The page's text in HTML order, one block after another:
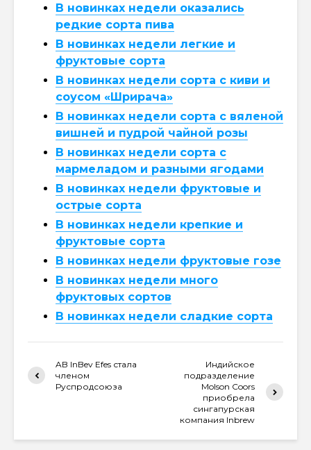
В новинках недели оказались
редкие сорта пива
В новинках недели легкие и
фруктовые сорта
В новинках недели сорта с киви и
соусом «Шрирача»
В новинках недели сорта с вяленой
вишней и пудрой чайной розы
В новинках недели сорта с
мармеладом и разными ягодами
В новинках недели фруктовые и
острые сорта
В новинках недели крепкие и
фруктовые сорта
В новинках недели фруктовые гозе
В новинках недели много
фруктовых сортов
В новинках недели сладкие сорта
AB InBev Efes стала
членом
Руспродсоюза
Индийское
подразделение
Molson Coors
приобрела
сингапурская
компания Inbrew